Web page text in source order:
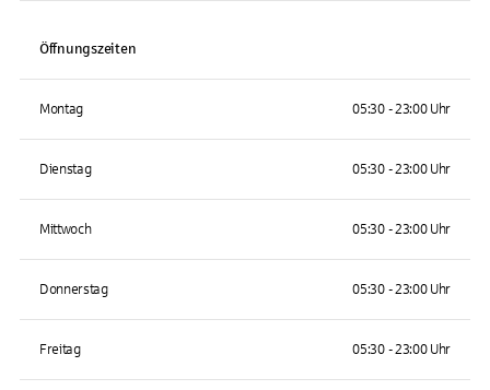
Öffnungszeiten
Montag 05:30 - 23:00 Uhr
Dienstag 05:30 - 23:00 Uhr
Mittwoch 05:30 - 23:00 Uhr
Donnerstag 05:30 - 23:00 Uhr
Freitag 05:30 - 23:00 Uhr